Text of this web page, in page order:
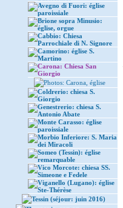
Avegno di Fuori: église
paroissiale
Brione sopra Minusio:
église, orgue
Cabbio: Chiesa
Parrochiale di N. Signore
Camorino: église S.
Martino
Carona: Chiesa San
Giorgio
Photos: Carona, église
Coldrerio: chiesa S.
Giorgio
Genestrerio: chiesa S.
Antonio Abate
Monte Carasso: église
paroissiale
Morbio Inferiore: S. Maria
dei Miracoli
Someo (Tessin): église
remarquable
Vico Morcote: chiesa SS.
Simeone e Fedele
Viganello (Lugano): église
Ste-Thérèse
Tessin (séjour: juin 2016)